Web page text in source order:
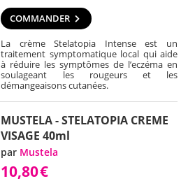
COMMANDER
La crème Stelatopia Intense est un
traitement symptomatique local qui aide
à réduire les symptômes de l’eczéma en
soulageant les rougeurs et les
démangeaisons cutanées.
MUSTELA - STELATOPIA CREME
VISAGE 40ml
par Mustela
10,80€